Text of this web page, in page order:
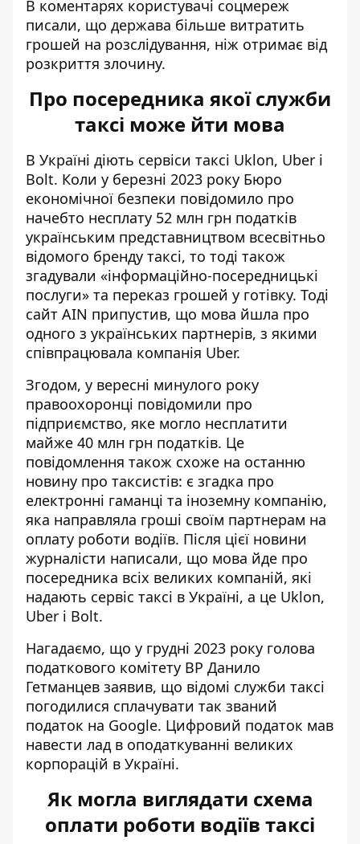
В коментарях користувачі соцмереж
писали, що держава більше витратить
грошей на розслідування, ніж отримає від
розкриття злочину.
Про посередника якої служби
таксі може йти мова
В Україні діють сервіси таксі Uklon, Uber і
Bolt. Коли у березні 2023 року Бюро
економічної безпеки повідомило про
начебто несплату 52 млн грн податків
українським представництвом всесвітньо
відомого бренду таксі, то тоді також
згадували «інформаційно-посередницькі
послуги» та переказ грошей у готівку. Тоді
сайт АІN припустив, що мова йшла про
одного з українських партнерів, з якими
співпрацювала компанія Uber.
Згодом, у вересні минулого року
правоохоронці повідомили про
підприємство, яке могло несплатити
майже 40 млн грн податків. Це
повідомлення також схоже на останню
новину про таксистів: є згадка про
електронні гаманці та іноземну компанію,
яка направляла гроші своїм партнерам на
оплату роботи водіїв. Після цієї новини
журналісти написали, що мова йде про
посередника всіх великих компаній, які
надають сервіс таксі в Україні, а це Uklon,
Uber і Bolt.
Нагадаємо, що у грудні 2023 року голова
податкового комітету ВР Данило
Гетманцев заявив, що відомі служби таксі
погодилися сплачувати так званий
податок на Google. Цифровий податок мав
навести лад в оподаткуванні великих
корпорацій в Україні.
Як могла виглядати схема
оплати роботи водіїв таксі